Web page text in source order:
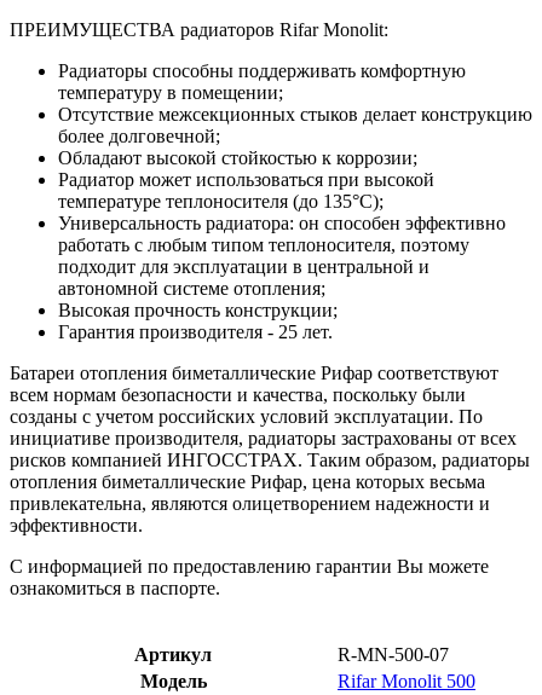
ПРЕИМУЩЕСТВА радиаторов Rifar Monolit:
Радиаторы способны поддерживать комфортную
температуру в помещении;
Отсутствие межсекционных стыков делает конструкцию
более долговечной;
Обладают высокой стойкостью к коррозии;
Радиатор может использоваться при высокой
температуре теплоносителя (до 135°С);
Универсальность радиатора: он способен эффективно
работать с любым типом теплоносителя, поэтому
подходит для эксплуатации в центральной и
автономной системе отопления;
Высокая прочность конструкции;
Гарантия производителя - 25 лет.
Батареи отопления биметаллические Рифар соответствуют
всем нормам безопасности и качества, поскольку были
созданы с учетом российских условий эксплуатации. По
инициативе производителя, радиаторы застрахованы от всех
рисков компанией ИНГОССТРАХ. Таким образом, радиаторы
отопления биметаллические Рифар, цена которых весьма
привлекательна, являются олицетворением надежности и
эффективности.
С информацией по предоставлению гарантии Вы можете
ознакомиться в паспорте.
Артикул
R-MN-500-07
Модель
Rifar Monolit 500